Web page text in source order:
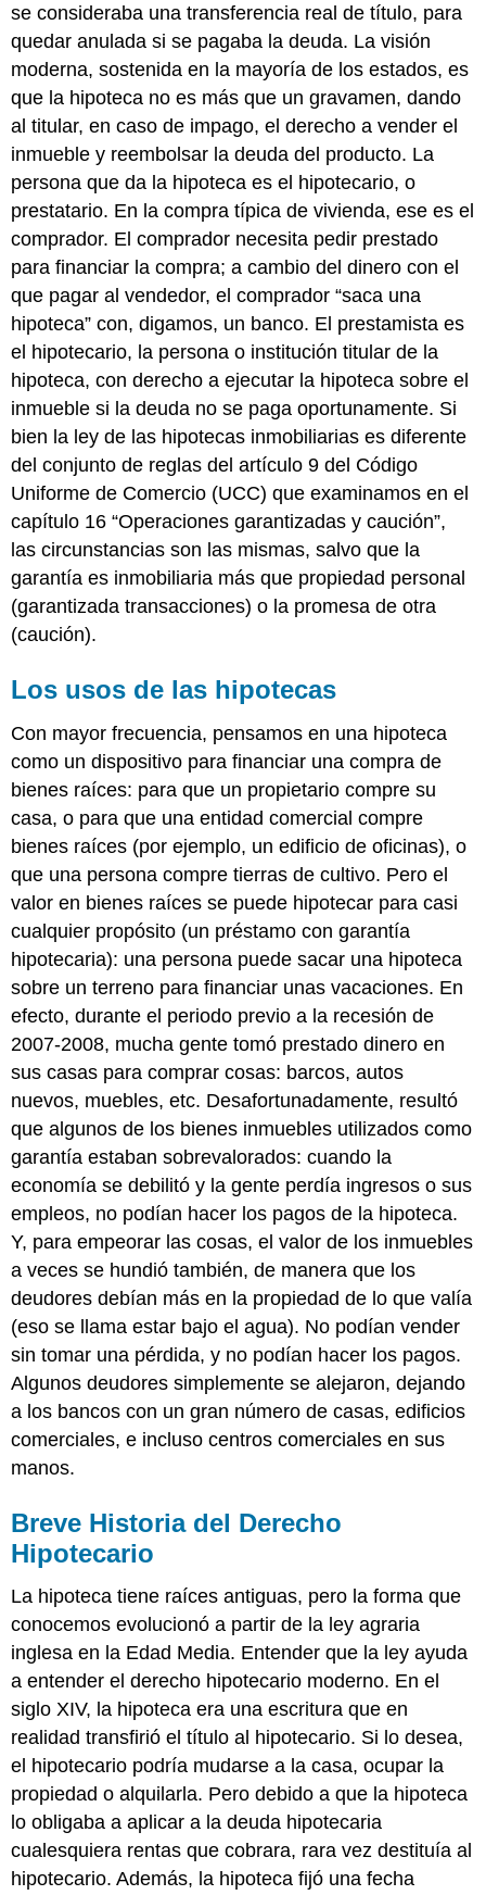
se consideraba una transferencia real de título, para
quedar anulada si se pagaba la deuda. La visión
moderna, sostenida en la mayoría de los estados, es
que la hipoteca no es más que un gravamen, dando
al titular, en caso de impago, el derecho a vender el
inmueble y reembolsar la deuda del producto. La
persona que da la hipoteca es el hipotecario, o
prestatario. En la compra típica de vivienda, ese es el
comprador. El comprador necesita pedir prestado
para financiar la compra; a cambio del dinero con el
que pagar al vendedor, el comprador “saca una
hipoteca” con, digamos, un banco. El prestamista es
el hipotecario, la persona o institución titular de la
hipoteca, con derecho a ejecutar la hipoteca sobre el
inmueble si la deuda no se paga oportunamente. Si
bien la ley de las hipotecas inmobiliarias es diferente
del conjunto de reglas del artículo 9 del Código
Uniforme de Comercio (UCC) que examinamos en el
capítulo 16 “Operaciones garantizadas y caución”,
las circunstancias son las mismas, salvo que la
garantía es inmobiliaria más que propiedad personal
(garantizada transacciones) o la promesa de otra
(caución).
Los usos de las hipotecas
Con mayor frecuencia, pensamos en una hipoteca
como un dispositivo para financiar una compra de
bienes raíces: para que un propietario compre su
casa, o para que una entidad comercial compre
bienes raíces (por ejemplo, un edificio de oficinas), o
que una persona compre tierras de cultivo. Pero el
valor en bienes raíces se puede hipotecar para casi
cualquier propósito (un préstamo con garantía
hipotecaria): una persona puede sacar una hipoteca
sobre un terreno para financiar unas vacaciones. En
efecto, durante el periodo previo a la recesión de
2007-2008, mucha gente tomó prestado dinero en
sus casas para comprar cosas: barcos, autos
nuevos, muebles, etc. Desafortunadamente, resultó
que algunos de los bienes inmuebles utilizados como
garantía estaban sobrevalorados: cuando la
economía se debilitó y la gente perdía ingresos o sus
empleos, no podían hacer los pagos de la hipoteca.
Y, para empeorar las cosas, el valor de los inmuebles
a veces se hundió también, de manera que los
deudores debían más en la propiedad de lo que valía
(eso se llama estar bajo el agua). No podían vender
sin tomar una pérdida, y no podían hacer los pagos.
Algunos deudores simplemente se alejaron, dejando
a los bancos con un gran número de casas, edificios
comerciales, e incluso centros comerciales en sus
manos.
Breve Historia del Derecho
Hipotecario
La hipoteca tiene raíces antiguas, pero la forma que
conocemos evolucionó a partir de la ley agraria
inglesa en la Edad Media. Entender que la ley ayuda
a entender el derecho hipotecario moderno. En el
siglo XIV, la hipoteca era una escritura que en
realidad transfirió el título al hipotecario. Si lo desea,
el hipotecario podría mudarse a la casa, ocupar la
propiedad o alquilarla. Pero debido a que la hipoteca
lo obligaba a aplicar a la deuda hipotecaria
cualesquiera rentas que cobrara, rara vez destituía al
hipotecario. Además, la hipoteca fijó una fecha